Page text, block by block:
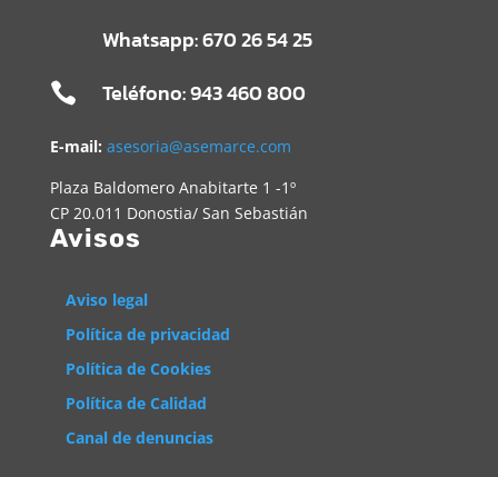
Whatsapp: 670 26 54 25
 Teléfono: 943 460 800
E-mail: asesoria@asemarce.com
Plaza Baldomero Anabitarte 1 -1º
CP 20.011 Donostia/ San Sebastián
Avisos
Aviso legal
Política de privacidad
Política de Cookies
Política de Calidad
Canal de denuncias